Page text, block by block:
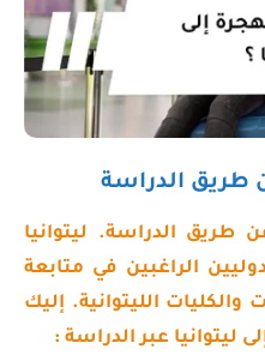
طريق الدراسة. ليتوانيا
الراغبين في متابعة
الليتوانية. إليك
ليتوانيا عبر الدراسة :